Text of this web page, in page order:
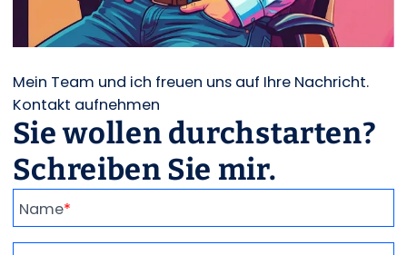
Mein Team und ich freuen uns auf Ihre Nachricht.
Kontakt aufnehmen
Sie wollen durchstarten?
Schreiben Sie mir.
Name*